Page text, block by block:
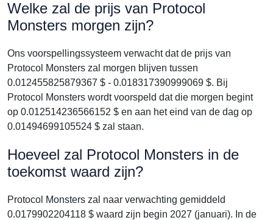
Welke zal de prijs van Protocol
Monsters morgen zijn?
Ons voorspellingssysteem verwacht dat de prijs van
Protocol Monsters zal morgen blijven tussen
0.012455825879367 $ - 0.018317390999069 $. Bij
Protocol Monsters wordt voorspeld dat die morgen begint
op 0.012514236566152 $ en aan het eind van de dag op
0.01494699105524 $ zal staan.
Hoeveel zal Protocol Monsters in de
toekomst waard zijn?
Protocol Monsters zal naar verwachting gemiddeld
0.0179902204118 $ waard zijn begin 2027 (januari). In de